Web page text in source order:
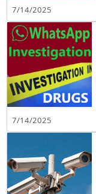
7/14/2025
7/14/2025